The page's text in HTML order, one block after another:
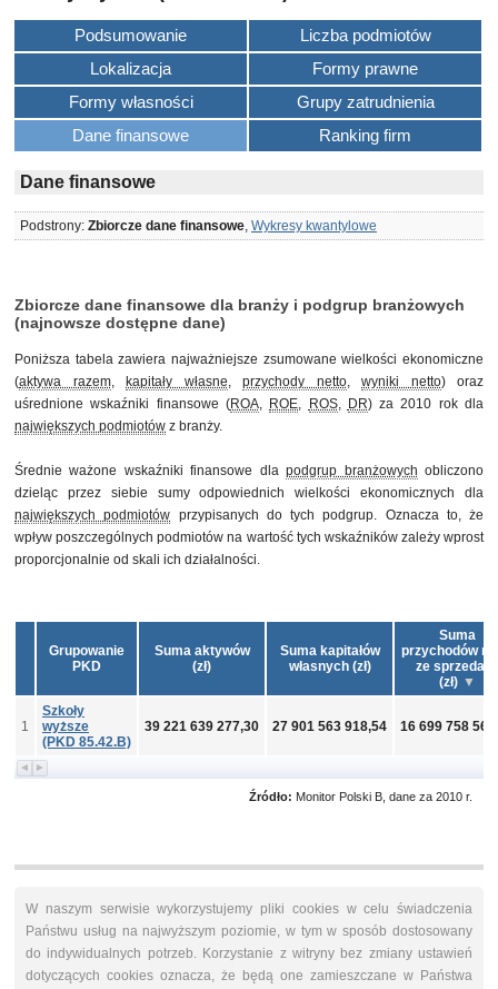
Podsumowanie
Liczba podmiotów
Lokalizacja
Formy prawne
Formy własności
Grupy zatrudnienia
Dane finansowe
Ranking firm
Dane finansowe
Podstrony: Zbiorcze dane finansowe, Wykresy kwantylowe
Zbiorcze dane finansowe dla branży i podgrup branżowych
(najnowsze dostępne dane)
Poniższa tabela zawiera najważniejsze zsumowane wielkości ekonomiczne
(aktywa razem, kapitały własne, przychody netto, wyniki netto) oraz
uśrednione wskaźniki finansowe (ROA, ROE, ROS, DR) za 2010 rok dla
największych podmiotów z branży.
Średnie ważone wskaźniki finansowe dlapodgrup branżowych obliczono
dzieląc przez siebie sumy odpowiednich wielkości ekonomicznych dla
największych podmiotów przypisanych do tych podgrup. Oznacza to, że
wpływ poszczególnych podmiotów na wartość tych wskaźników zależy wprost
proporcjonalnie od skali ich działalności.
Grupowanie
PKD
Suma aktywów
(zł)
Suma kapitałów
własnych (zł)
Suma
przychodów
ze sprzedaży
(zł)
1
Szkoły
wyższe
(PKD 85.42.B)
39 221 639 277,30 27 901 563 918,54 16 699 758
Źródło: Monitor Polski B, dane za 2010 r.
W naszym serwisie wykorzystujemy pliki cookies w celu świadczenia
Państwu usług na najwyższym poziomie, w tym w sposób dostosowany
do indywidualnych potrzeb. Korzystanie z witryny bez zmiany ustawień
dotyczących cookies oznacza, że będą one zamieszczane w Państwa